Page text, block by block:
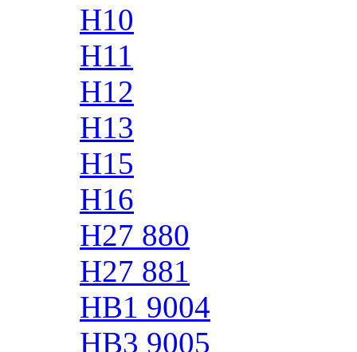
H10
H11
H12
H13
H15
H16
H27 880
H27 881
HB1 9004
HB3 9005